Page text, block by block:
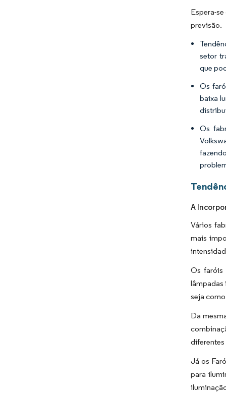
Espera-
previsão.
setor
que
Os
baixa
Os
A
Vários
mais
Os faróis
lâmpadas
seja
Da
diferentes
Já os
para